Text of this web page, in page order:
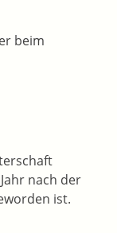
beim
nach der
ist.